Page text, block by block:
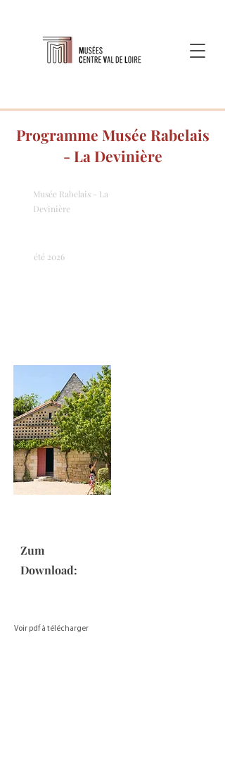
Programme Musée Rabelais
- La Devinière
Musée Rabelais - La
Devinière
été 2026
Zum
Download:
Voir pdf à télécharger